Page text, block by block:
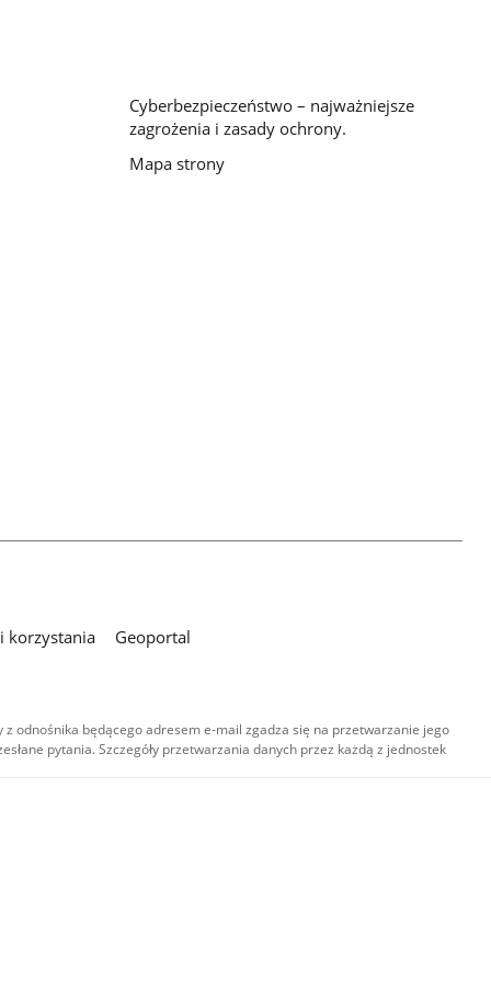
Cyberbezpieczeństwo – najważniejsze
zagrożenia i zasady ochrony.
Mapa strony
korzystania
Geoportal
odnośnika będącego adresem e-mail zgadza się na przetwarzanie jego
pytania. Szczegóły przetwarzania danych przez każdą z jednostek